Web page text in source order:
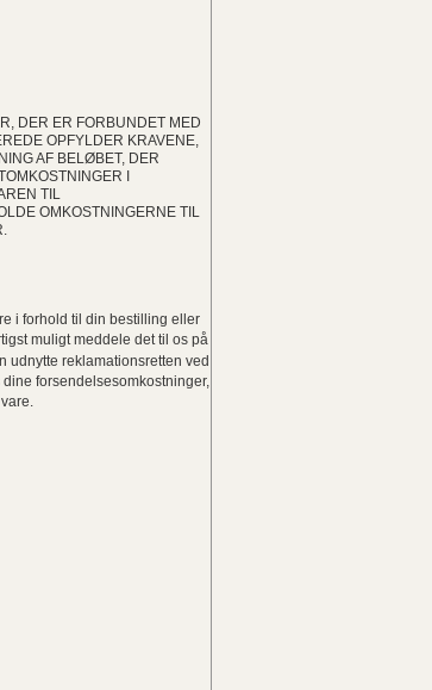
DER ER FORBUNDET MED
OPFYLDER KRAVENE,
AF BELØBET, DER
I
TIL
OMKOSTNINGERNE TIL
i forhold til din bestilling eller
muligt meddele det til os på
udnytte reklamationsretten ved
forsendelsesomkostninger,